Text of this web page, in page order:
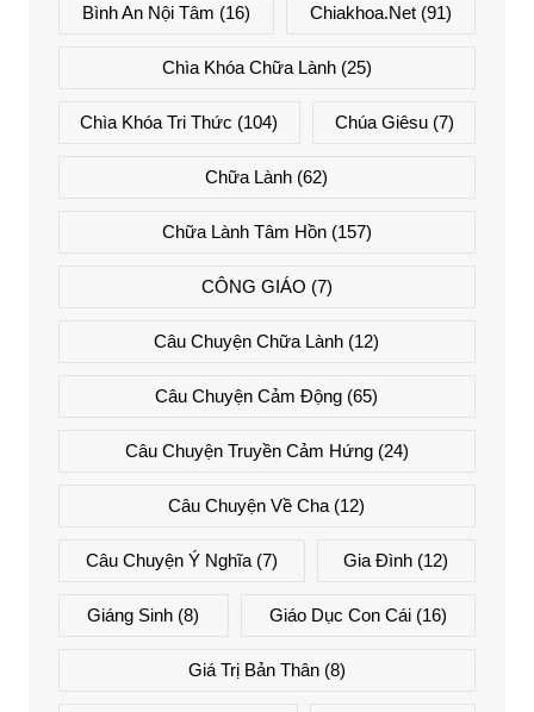
Bình An Nội Tâm (16) Chiakhoa.net (91)
Chìa Khóa Chữa Lành(25)
Chìa Khóa Tri Thức (104) Chúa Giêsu(7)
Chữa Lành (62)
Chữa Lành Tâm Hồn(157)
CÔNG GIÁO (7)
Câu Chuyện Chữa Lành (12)
Câu Chuyện Cảm Động (65)
Câu Chuyện Truyền Cảm Hứng(24)
Câu Chuyện Về Cha (12)
Câu Chuyện Ý Nghĩa(7) Gia Đình (12)
Giáng Sinh (8) Giáo Dục Con Cái(16)
Giá Trị Bản Thân(8)